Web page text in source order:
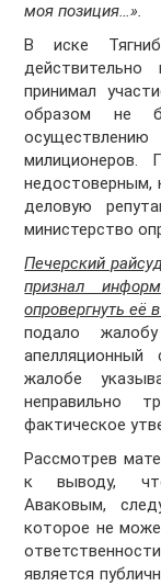
моя позиция…».
В иске
принимал
образом не
милиционеров.
недостоверным,
деловую
министерство
Печерский
признал
опровергнуть её
подало
жалобе
неправильно
фактическое
Рассмотрев
к выводу, что
Аваковым,
которое не
является